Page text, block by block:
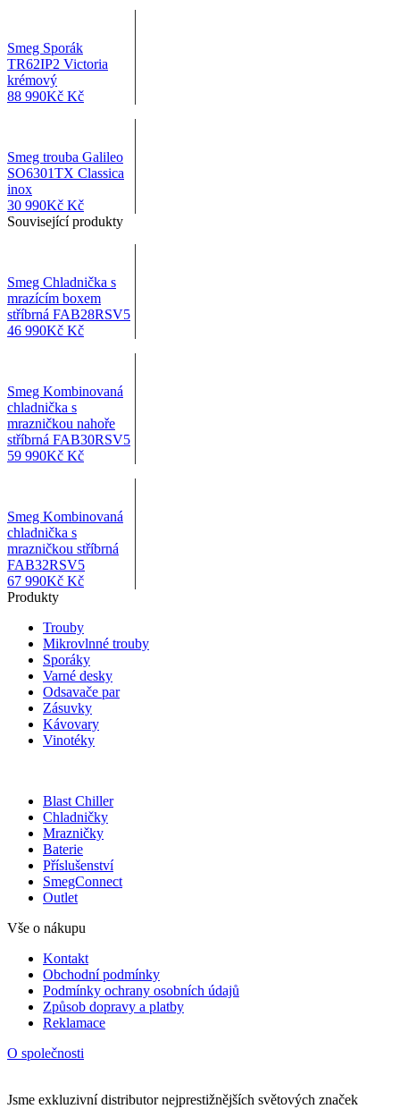
Smeg Sporák
TR62IP2 Victoria
krémový
88 990Kč Kč
Smeg trouba Galileo
SO6301TX Classica
inox
30 990Kč Kč
Související produkty
Smeg Chladnička s
mrazícím boxem
stříbrná FAB28RSV5
46 990Kč Kč
Smeg Kombinovaná
chladnička s
mrazničkou nahoře
stříbrná FAB30RSV5
59 990Kč Kč
Smeg Kombinovaná
chladnička s
mrazničkou stříbrná
FAB32RSV5
67 990Kč Kč
Produkty
Trouby
Mikrovlnné trouby
Sporáky
Varné desky
Odsavače par
Zásuvky
Kávovary
Vinotéky
Blast Chiller
Chladničky
Mrazničky
Baterie
Příslušenství
SmegConnect
Outlet
Vše o nákupu
Kontakt
Obchodní podmínky
Podmínky ochrany osobních údajů
Způsob dopravy a platby
Reklamace
O společnosti
Jsme exkluzivní distributor nejprestižnějších světových značek